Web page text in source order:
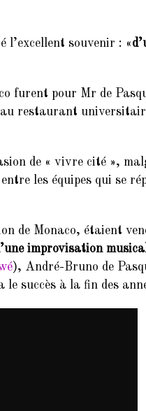
l’excellent souvenir : «
furent pour Mr de
restaurant
de « vivre cité »,
les équipes qui se
de Monaco, étaient
improvisation
), André-Bruno de
succès à la fin des